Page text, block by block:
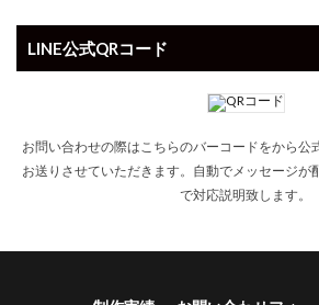
LINE公式QRコード
お問い合わせの際はこちらのバーコードをから公
お送りさせていただきます。自動でメッセージが
で対応説明致します。